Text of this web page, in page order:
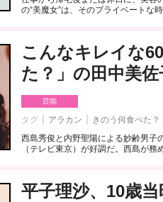
の“美魔女”は、そのプライベートな
こんなキレイな
た？」の田中美佐
芸能
タグ アラカン きのう何食べた？
西島秀俊と内野聖陽による妙齢男子
（テレビ東京）が好調だ。西島が
平子理沙、10歳